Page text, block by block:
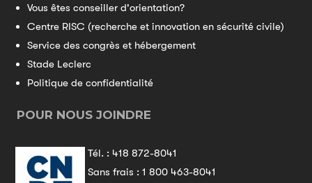
Vous êtes conseiller d'orientation?
Centre RISC (recherche et innovation en sécurité civile)
Service des congrès et hébergement
Stade Leclerc
Politique de confidentialité
POUR NOUS JOINDRE
Tél. : 418 872-8041
Sans frais :1 800 463-8041